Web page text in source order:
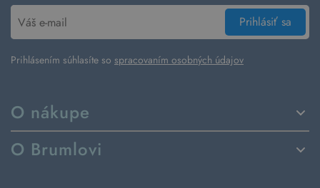
O nákupe
Spôsoby dodania a platby
Vrátenie tovaru a reklamácia
O Brumlovi
Prihlásiť sa
Prihlásením súhlasíte so spracovaním osobných údajov